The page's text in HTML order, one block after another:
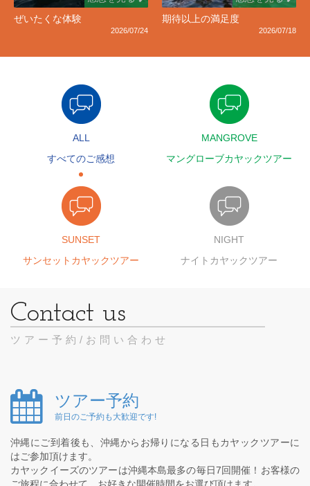
ぜいたくな体験
2026/07/24
期待以上の満足度
2026/07/18
ALL
すべてのご感想
MANGROVE
マングローブカヤックツアー
SUNSET
サンセットカヤックツアー
NIGHT
ナイトカヤックツアー
ツアー予約/お問い合わせ
ツアー予約
前日のご予約も大歓迎です!
沖縄にご到着後も、沖縄からお帰りになる日もカヤックツアーに
はご参加頂けます。
カヤックイーズのツアーは沖縄本島最多の毎日7回開催！お客様の